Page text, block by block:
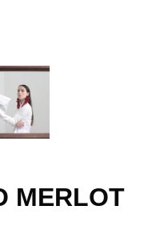
MERLOT